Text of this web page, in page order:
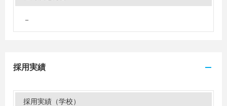
－
採用実績
採用実績（学校）